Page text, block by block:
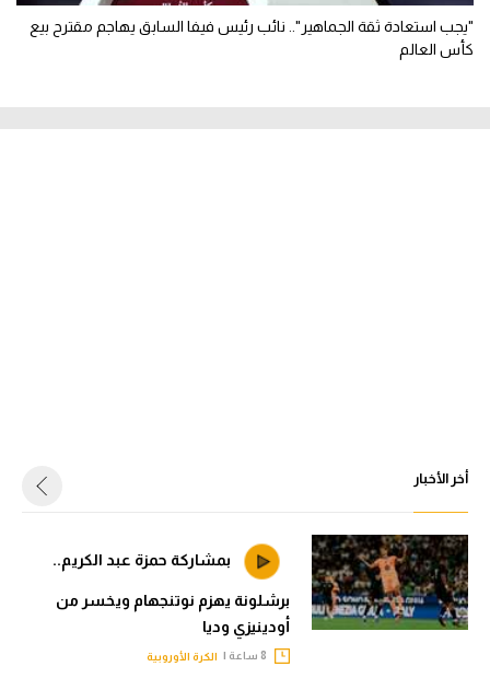
"يجب استعادة ثقة الجماهير".. نائب رئيس فيفا السابق يهاجم مقترح بيع
كأس العالم
أخر الأخبار
بمشاركة حمزة عبد الكريم..
برشلونة يهزم نوتنجهام ويخسر من
أودينيزي وديا
الكرة الأوروبية